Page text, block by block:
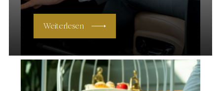
Weiterlesen